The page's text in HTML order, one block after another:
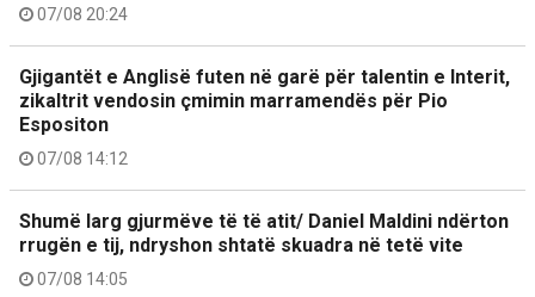
07/08 20:24
Gjigantët e Anglisë futen në garë për talentin e Interit,
zikaltrit vendosin çmimin marramendës për Pio
Espositon
07/08 14:12
Shumë larg gjurmëve të të atit/ Daniel Maldini ndërton
rrugën e tij, ndryshon shtatë skuadra në tetë vite
07/08 14:05